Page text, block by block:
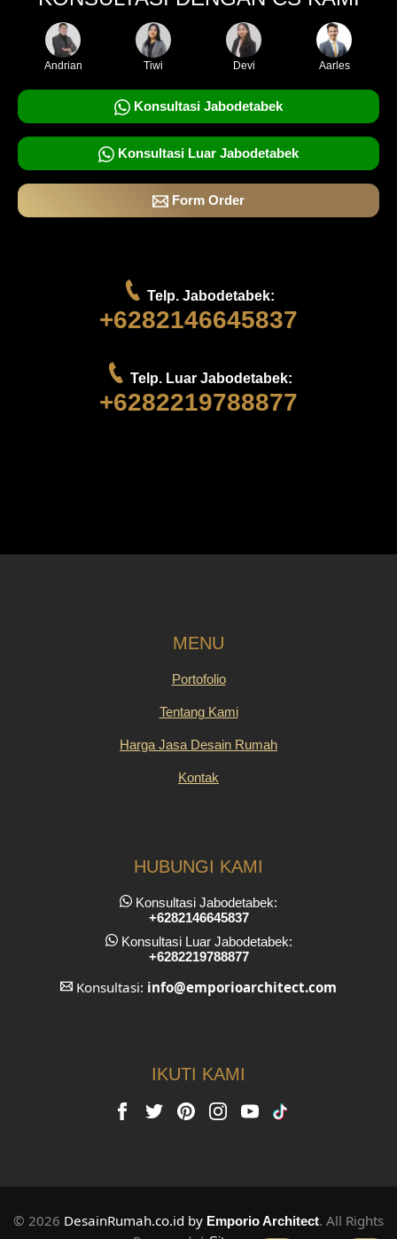
Andrian Tiwi Devi Aarles
Konsultasi Jabodetabek
Konsultasi Luar Jabodetabek
Form Order
Telp. Jabodetabek:
+6282146645837
Telp. Luar Jabodetabek:
+6282219788877
MENU
Portofolio
Tentang Kami
Harga Jasa Desain Rumah
Kontak
HUBUNGI KAMI
Konsultasi Jabodetabek:
+6282146645837
Konsultasi Luar Jabodetabek:
+6282219788877
Konsultasi: info@emporioarchitect.com
IKUTI KAMI
© 2026 DesainRumah.co.id by Emporio Architect. All Rights